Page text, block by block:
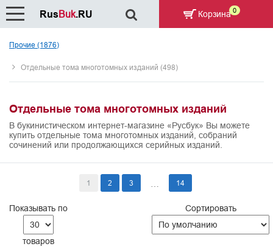
Прочие (1876)
Отдельные тома многотомных изданий (498)
Отдельные тома многотомных изданий
В букинистическом интернет-магазине «Русбук» Вы можете
купить отдельные тома многотомных изданий, собраний
сочинений или продолжающихся серийных изданий.
1 2 3 14
Показывать по
товаров
Сортировать
RusBuk.RU Корзина 0